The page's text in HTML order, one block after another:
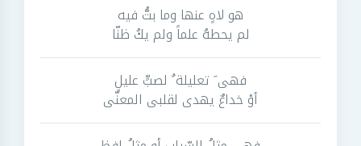
هو لاهٍ عنها وما بتُّ فيه
لم يحطهُ علماً ولم يكُ ظنّا
فهى َ تعليلة ٌ لصبٍّ عليلٍ
أوْ خداعٌ يهدى لقلبى المعنّى